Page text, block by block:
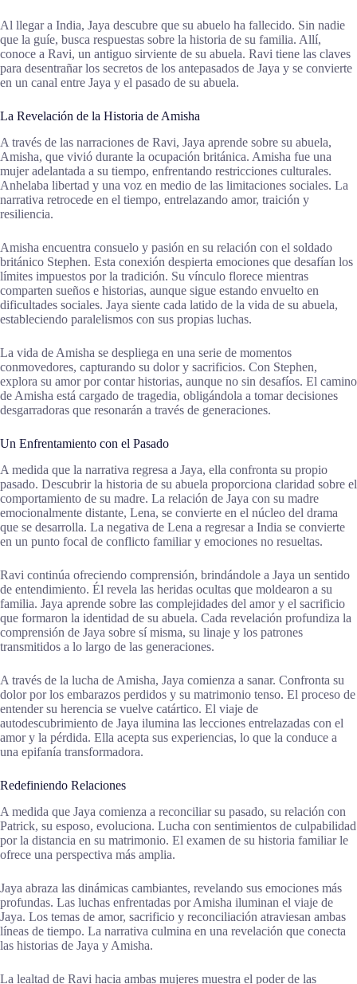
Al llegar a India, Jaya descubre que su abuelo ha fallecido. Sin nadie
que la guíe, busca respuestas sobre la historia de su familia. Allí,
conoce a Ravi, un antiguo sirviente de su abuela. Ravi tiene las claves
para desentrañar los secretos de los antepasados de Jaya y se convierte
en un canal entre Jaya y el pasado de su abuela.
La Revelación de la Historia de Amisha
A través de las narraciones de Ravi, Jaya aprende sobre su abuela,
Amisha, que vivió durante la ocupación británica. Amisha fue una
mujer adelantada a su tiempo, enfrentando restricciones culturales.
Anhelaba libertad y una voz en medio de las limitaciones sociales. La
narrativa retrocede en el tiempo, entrelazando amor, traición y
resiliencia.
Amisha encuentra consuelo y pasión en su relación con el soldado
británico Stephen. Esta conexión despierta emociones que desafían los
límites impuestos por la tradición. Su vínculo florece mientras
comparten sueños e historias, aunque sigue estando envuelto en
dificultades sociales. Jaya siente cada latido de la vida de su abuela,
estableciendo paralelismos con sus propias luchas.
La vida de Amisha se despliega en una serie de momentos
conmovedores, capturando su dolor y sacrificios. Con Stephen,
explora su amor por contar historias, aunque no sin desafíos. El camino
de Amisha está cargado de tragedia, obligándola a tomar decisiones
desgarradoras que resonarán a través de generaciones.
Un Enfrentamiento con el Pasado
A medida que la narrativa regresa a Jaya, ella confronta su propio
pasado. Descubrir la historia de su abuela proporciona claridad sobre el
comportamiento de su madre. La relación de Jaya con su madre
emocionalmente distante, Lena, se convierte en el núcleo del drama
que se desarrolla. La negativa de Lena a regresar a India se convierte
en un punto focal de conflicto familiar y emociones no resueltas.
Ravi continúa ofreciendo comprensión, brindándole a Jaya un sentido
de entendimiento. Él revela las heridas ocultas que moldearon a su
familia. Jaya aprende sobre las complejidades del amor y el sacrificio
que formaron la identidad de su abuela. Cada revelación profundiza la
comprensión de Jaya sobre sí misma, su linaje y los patrones
transmitidos a lo largo de las generaciones.
A través de la lucha de Amisha, Jaya comienza a sanar. Confronta su
dolor por los embarazos perdidos y su matrimonio tenso. El proceso de
entender su herencia se vuelve catártico. El viaje de
autodescubrimiento de Jaya ilumina las lecciones entrelazadas con el
amor y la pérdida. Ella acepta sus experiencias, lo que la conduce a
una epifanía transformadora.
Redefiniendo Relaciones
A medida que Jaya comienza a reconciliar su pasado, su relación con
Patrick, su esposo, evoluciona. Lucha con sentimientos de culpabilidad
por la distancia en su matrimonio. El examen de su historia familiar le
ofrece una perspectiva más amplia.
Jaya abraza las dinámicas cambiantes, revelando sus emociones más
profundas. Las luchas enfrentadas por Amisha iluminan el viaje de
Jaya. Los temas de amor, sacrificio y reconciliación atraviesan ambas
líneas de tiempo. La narrativa culmina en una revelación que conecta
las historias de Jaya y Amisha.
La lealtad de Ravi hacia ambas mujeres muestra el poder de las